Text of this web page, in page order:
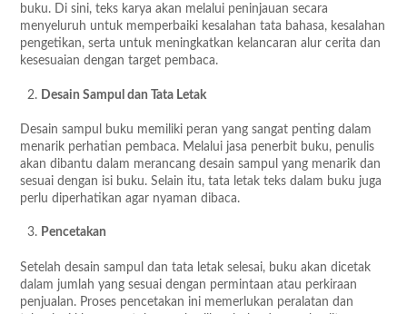
buku. Di sini, teks karya akan melalui peninjauan secara
menyeluruh untuk memperbaiki kesalahan tata bahasa, kesalahan
pengetikan, serta untuk meningkatkan kelancaran alur cerita dan
kesesuaian dengan target pembaca.
Desain Sampul dan Tata Letak
Desain sampul buku memiliki peran yang sangat penting dalam
menarik perhatian pembaca. Melalui jasa penerbit buku, penulis
akan dibantu dalam merancang desain sampul yang menarik dan
sesuai dengan isi buku. Selain itu, tata letak teks dalam buku juga
perlu diperhatikan agar nyaman dibaca.
Pencetakan
Setelah desain sampul dan tata letak selesai, buku akan dicetak
dalam jumlah yang sesuai dengan permintaan atau perkiraan
penjualan. Proses pencetakan ini memerlukan peralatan dan